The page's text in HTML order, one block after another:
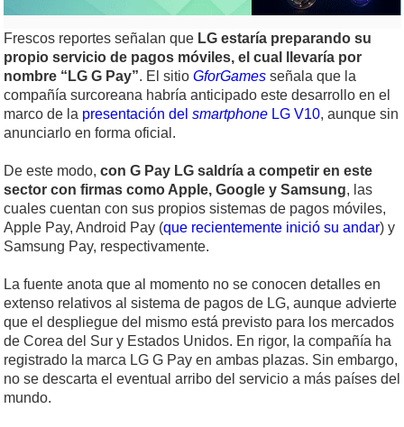
Frescos reportes señalan que LG estaría preparando su
propio servicio de pagos móviles, el cual llevaría por
nombre “LG G Pay”. El sitio GforGames señala que la
compañía surcoreana habría anticipado este desarrollo en el
marco de la presentación del smartphone LG V10, aunque sin
anunciarlo en forma oficial.
De este modo, con G Pay LG saldría a competir en este
sector con firmas como Apple, Google y Samsung, las
cuales cuentan con sus propios sistemas de pagos móviles,
Apple Pay, Android Pay (que recientemente inició su andar) y
Samsung Pay, respectivamente.
La fuente anota que al momento no se conocen detalles en
extenso relativos al sistema de pagos de LG, aunque advierte
que el despliegue del mismo está previsto para los mercados
de Corea del Sur y Estados Unidos. En rigor, la compañía ha
registrado la marca LG G Pay en ambas plazas. Sin embargo,
no se descarta el eventual arribo del servicio a más países del
mundo.